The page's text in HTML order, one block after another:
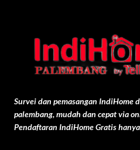
Survei dan pemasangan IndiHome
palembang, mudah dan cepat via
Pendaftaran IndiHome Gratis